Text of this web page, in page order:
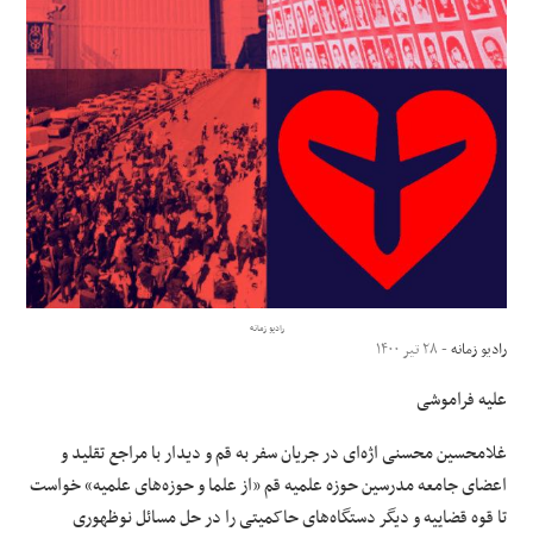
اجتماعی
حوادث
علوم و فن آوری
فرهنگی و هنری
رادیو زمانه
رادیو زمانه- ۲۸ تیر ۱۴۰۰
علیه فراموشی
غلامحسین محسنی اژه‌ای در جریان سفر به قم و دیدار با مراجع تقلید‌ و
اعضای جامعه مدرسین حوزه علمیه قم «از علما و حوزه‌های علمیه» خواست
تا قوه قضاییه و دیگر دستگاه‌های حاکمیتی را در حل مسائل نوظهوری